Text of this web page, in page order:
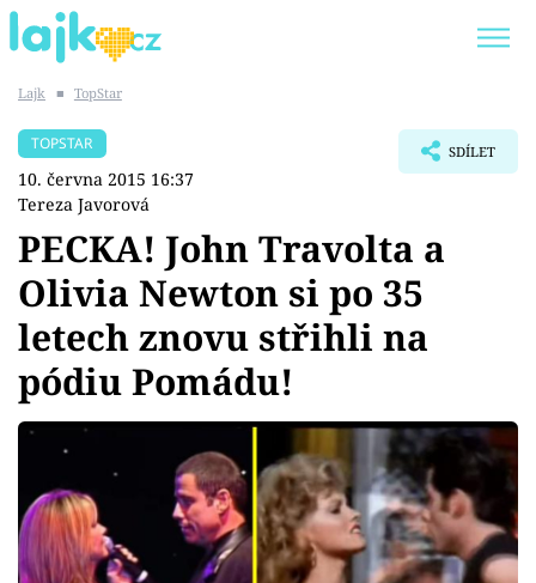
SHOPAHOLICADEL
Témata
Showbyznys
Youtubeři
Virály
Sex a vztahy
Lajk ■ TopStar
TOPSTAR
10. června 2015 16:37
Tereza Javorová
SDÍLET
PECKA! John Travolta a
Olivia Newton si po 35
letech znovu střihli na
pódiu Pomádu!